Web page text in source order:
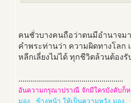
คนชั่วบางคนถือว่าตนมีอำนาจมา
คำพระท่านว่า ความผิดทางโลก
หลีกเลี่ยงไม่ได้ ทุกชีวิตล้วนต้อง
.....................................................
อันความกรุณาปราณี จักมีใครบังคับก็
มอง...ข้างหน้า ให้เป็นความหวัง มอง